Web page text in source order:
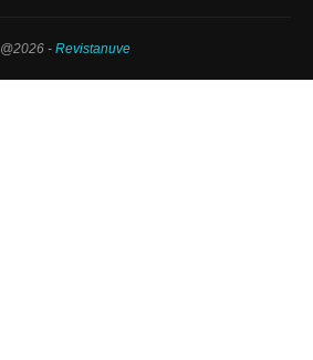
@2026 - Revistanuve